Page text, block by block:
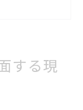
の視点
障壁
する現